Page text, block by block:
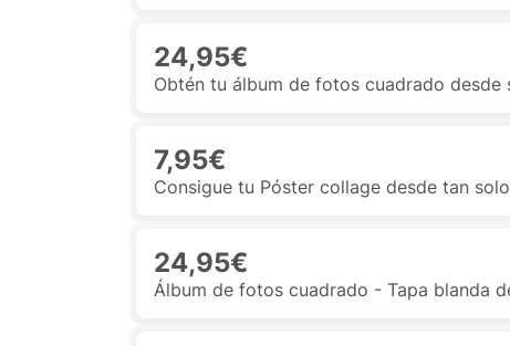
24,95€
Obtén tu álbum de fotos cuadrado desde
7,95€
Consigue tu Póster collage desde tan
24,95€
Álbum de fotos cuadrado - Tapa blanda